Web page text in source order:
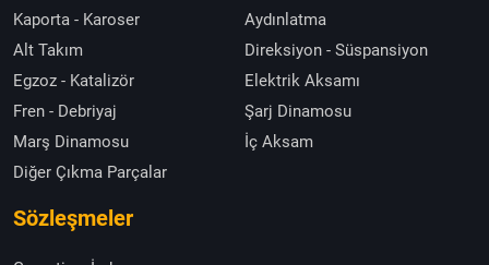
Kaporta - Karoser
Aydınlatma
Alt Takım
Direksiyon - Süspansiyon
Egzoz - Katalizör
Elektrik Aksamı
Fren - Debriyaj
Şarj Dinamosu
Marş Dinamosu
İç Aksam
Diğer Çıkma Parçalar
Sözleşmeler